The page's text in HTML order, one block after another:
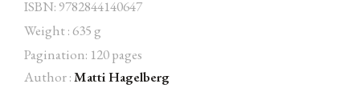
Facebook Instagram
ISBN: 9782844140647
Weight : 635 g
Pagination: 120 pages
Author :Matti Hagelberg